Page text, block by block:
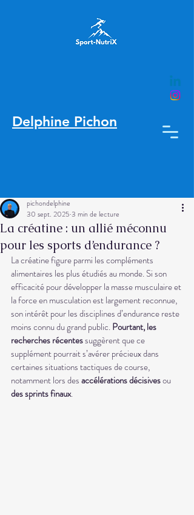
Delphine Pichon
Nutrition &
performance
La créatine : un allié méconnu
pour les sports d’endurance ?
pichondelphine
30 sept. 2025 3 min de lecture
La créatine figure parmi les compléments
alimentaires les plus étudiés au monde. Si son
efficacité pour développer la masse musculaire et
la force en musculation est largement reconnue,
son intérêt pour les disciplines d’endurance reste
moins connu du grand public. Pourtant, les
recherches récentes suggèrent que ce
supplément pourrait s’avérer précieux dans
certaines situations tactiques de course,
notamment lors des accélérations décisives ou
des sprints finaux.